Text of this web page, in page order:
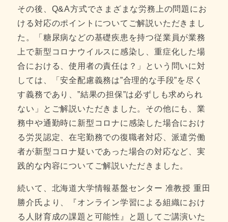
その後、Q&A方式でさまざまな労務上の問題にお
ける対応のポイントについてご解説いただきまし
た。「糖尿病などの基礎疾患を持つ従業員が業務
上で新型コロナウイルスに感染し、重症化した場
合における、使用者の責任は？」という問いに対
しては、「安全配慮義務は”合理的な手段”を尽く
す義務であり、”結果の担保”は必ずしも求められ
ない」とご解説いただきました。その他にも、業
務中や通勤時に新型コロナに感染した場合におけ
る労災認定、在宅勤務での復職者対応、派遣労働
者が新型コロナ疑いであった場合の対応など、実
践的な内容についてご解説いただきました。
続いて、北海道大学情報基盤センター 准教授 重田
勝介氏より、『オンライン学習による組織におけ
る人財育成の課題と可能性』と題してご講演いた